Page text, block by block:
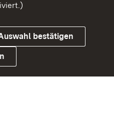
Cookies
bestätigen